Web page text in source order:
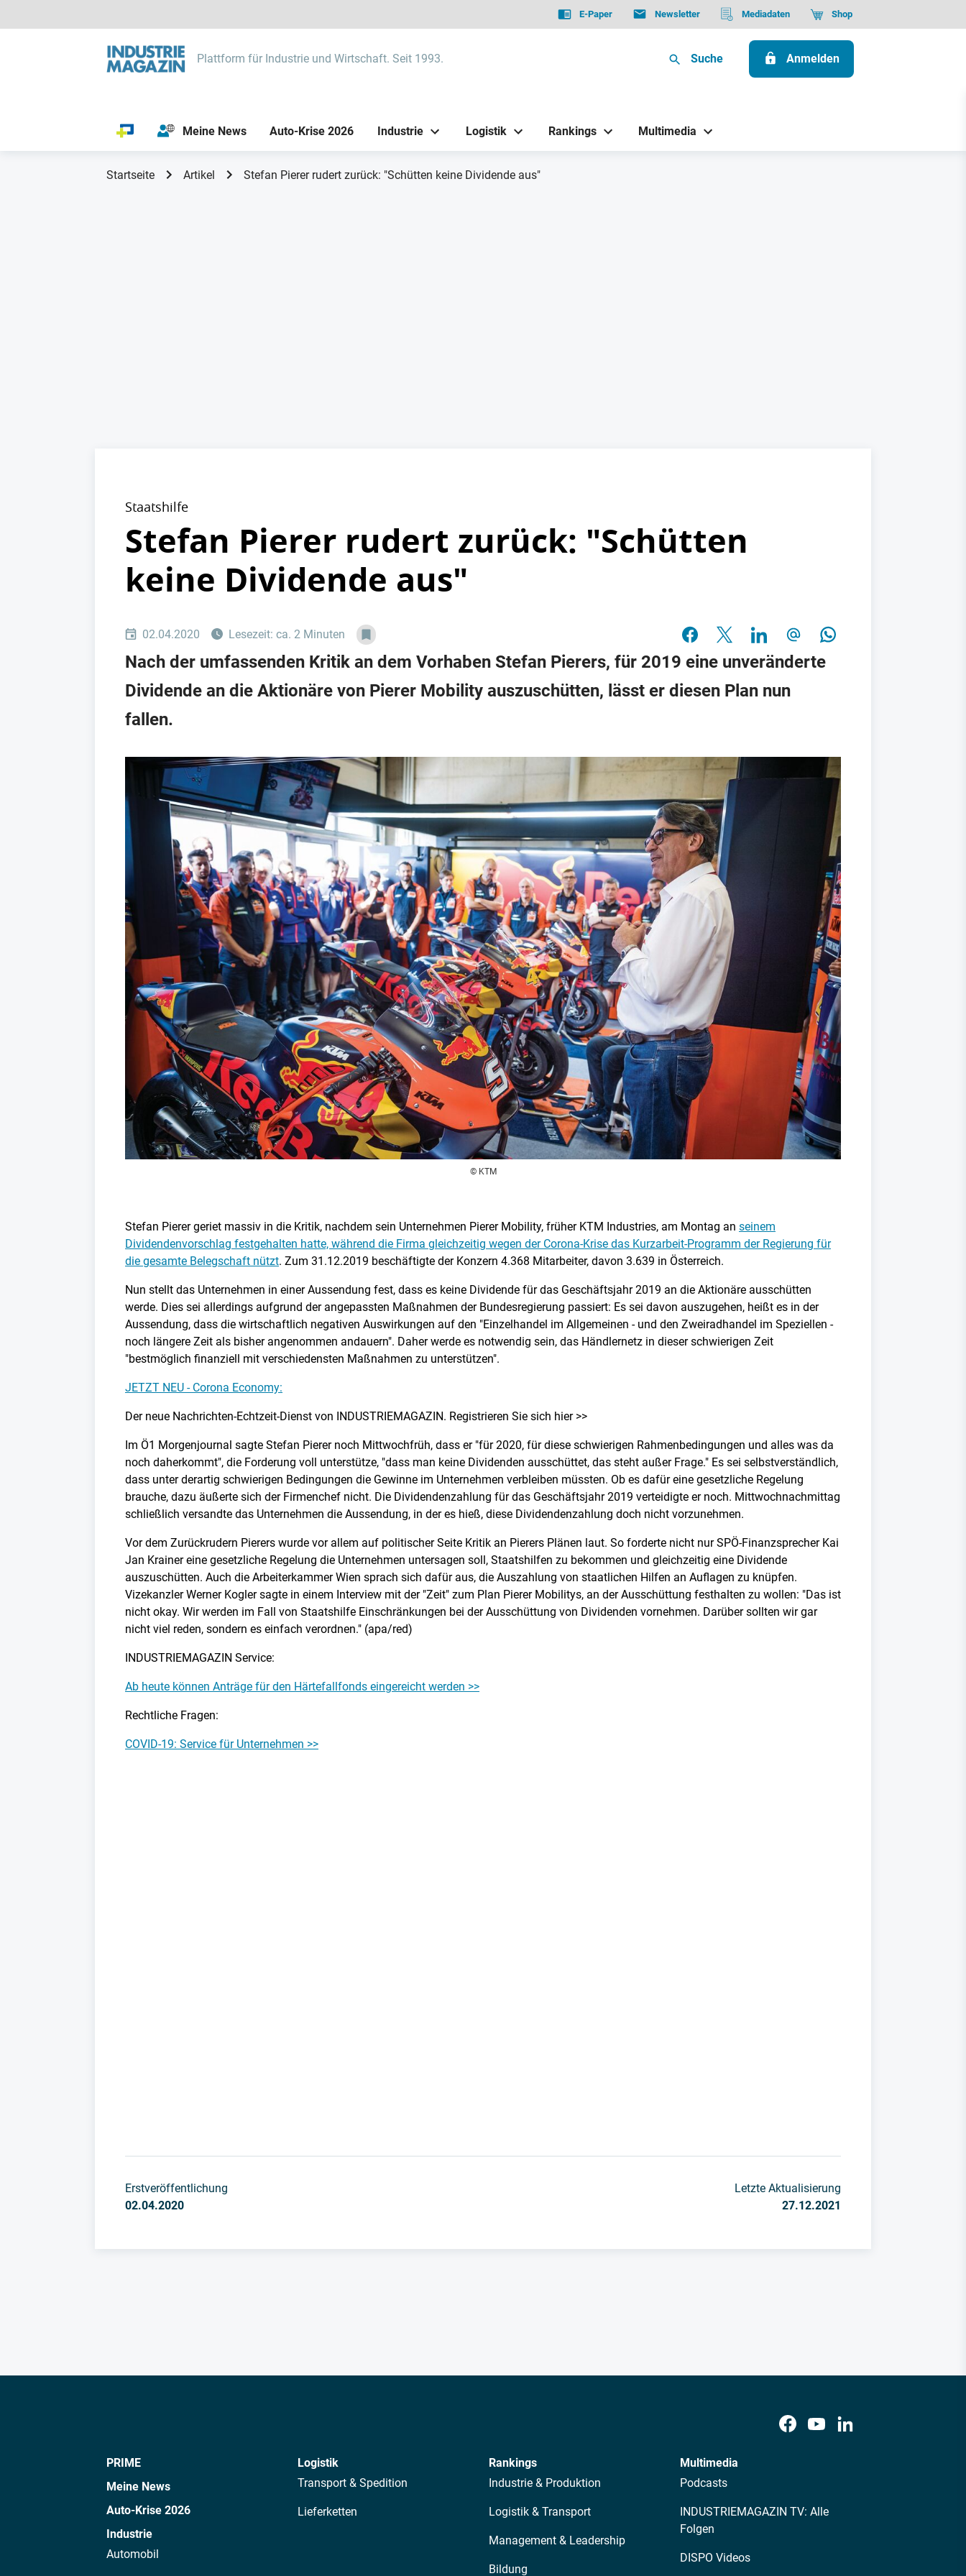
E-Paper Newsletter Mediadaten Shop
Plattform für Industrie und Wirtschaft. Seit 1993. Suche Anmelden
Meine News Auto-Krise 2026 Industrie Logistik Rankings Multimedia
Startseite Artikel Stefan Pierer rudert zurück: "Schütten keine Dividende aus"
Staatshilfe
Stefan Pierer rudert zurück: "Schütten
keine Dividende aus"
02.04.2020 Lesezeit: ca. 2 Minuten
Nach der umfassenden Kritik an dem Vorhaben Stefan Pierers, für 2019 eine unveränderte
Dividende an die Aktionäre von Pierer Mobility auszuschütten, lässt er diesen Plan nun
fallen.
© KTM
Stefan Pierer geriet massiv in die Kritik, nachdem sein Unternehmen Pierer Mobility, früher KTM Industries, am Montag an seinem
Dividendenvorschlag festgehalten hatte, während die Firma gleichzeitig wegen der Corona-Krise das Kurzarbeit-Programm der Regierung für
die gesamte Belegschaft nützt. Zum 31.12.2019 beschäftigte der Konzern 4.368 Mitarbeiter, davon 3.639 in Österreich.
Nun stellt das Unternehmen in einer Aussendung fest, dass es keine Dividende für das Geschäftsjahr 2019 an die Aktionäre ausschütten
werde. Dies sei allerdings aufgrund der angepassten Maßnahmen der Bundesregierung passiert: Es sei davon auszugehen, heißt es in der
Aussendung, dass die wirtschaftlich negativen Auswirkungen auf den "Einzelhandel im Allgemeinen - und den Zweiradhandel im Speziellen -
noch längere Zeit als bisher angenommen andauern". Daher werde es notwendig sein, das Händlernetz in dieser schwierigen Zeit
"bestmöglich finanziell mit verschiedensten Maßnahmen zu unterstützen".
JETZT NEU - Corona Economy:
Der neue Nachrichten-Echtzeit-Dienst von INDUSTRIEMAGAZIN. Registrieren Sie sich hier >>
Im Ö1 Morgenjournal sagte Stefan Pierer noch Mittwochfrüh, dass er "für 2020, für diese schwierigen Rahmenbedingungen und alles was da
noch daherkommt", die Forderung voll unterstütze, "dass man keine Dividenden ausschüttet, das steht außer Frage." Es sei selbstverständlich,
dass unter derartig schwierigen Bedingungen die Gewinne im Unternehmen verbleiben müssten. Ob es dafür eine gesetzliche Regelung
brauche, dazu äußerte sich der Firmenchef nicht. Die Dividendenzahlung für das Geschäftsjahr 2019 verteidigte er noch. Mittwochnachmittag
schließlich versandte das Unternehmen die Aussendung, in der es hieß, diese Dividendenzahlung doch nicht vorzunehmen.
Vor dem Zurückrudern Pierers wurde vor allem auf politischer Seite Kritik an Pierers Plänen laut. So forderte nicht nur SPÖ-Finanzsprecher Kai
Jan Krainer eine gesetzliche Regelung die Unternehmen untersagen soll, Staatshilfen zu bekommen und gleichzeitig eine Dividende
auszuschütten. Auch die Arbeiterkammer Wien sprach sich dafür aus, die Auszahlung von staatlichen Hilfen an Auflagen zu knüpfen.
Vizekanzler Werner Kogler sagte in einem Interview mit der "Zeit" zum Plan Pierer Mobilitys, an der Ausschüttung festhalten zu wollen: "Das ist
nicht okay. Wir werden im Fall von Staatshilfe Einschränkungen bei der Ausschüttung von Dividenden vornehmen. Darüber sollten wir gar
nicht viel reden, sondern es einfach verordnen." (apa/red)
INDUSTRIEMAGAZIN Service:
Ab heute können Anträge für den Härtefallfonds eingereicht werden >>
Rechtliche Fragen:
COVID-19: Service für Unternehmen >>
Erstveröffentlichung
02.04.2020
Letzte Aktualisierung
27.12.2021
PRIME
Meine News
Auto-Krise 2026
Industrie
Automobil
Logistik
Transport & Spedition
Lieferketten
Rankings
Industrie & Produktion
Logistik & Transport
Management & Leadership
Bildung
Multimedia
Podcasts
INDUSTRIEMAGAZIN TV: Alle
Folgen
DISPO Videos